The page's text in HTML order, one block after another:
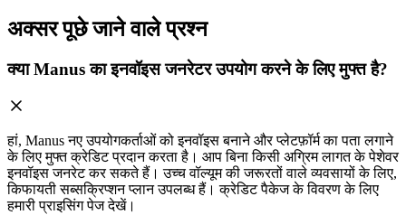
अक्सर पूछे जाने वाले प्रश्न
क्या Manus का इनवॉइस जनरेटर उपयोग करने के लिए मुफ्त है?
हां, Manus नए उपयोगकर्ताओं को इनवॉइस बनाने और प्लेटफ़ॉर्म का पता लगाने
के लिए मुफ्त क्रेडिट प्रदान करता है। आप बिना किसी अग्रिम लागत के पेशेवर
इनवॉइस जनरेट कर सकते हैं। उच्च वॉल्यूम की जरूरतों वाले व्यवसायों के लिए,
किफायती सब्सक्रिप्शन प्लान उपलब्ध हैं। क्रेडिट पैकेज के विवरण के लिए
हमारी प्राइसिंग पेज देखें।